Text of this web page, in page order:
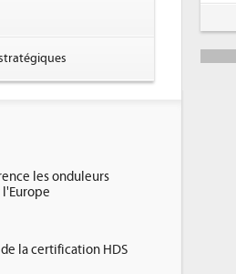
les onduleurs
l'Europe
la certification HDS